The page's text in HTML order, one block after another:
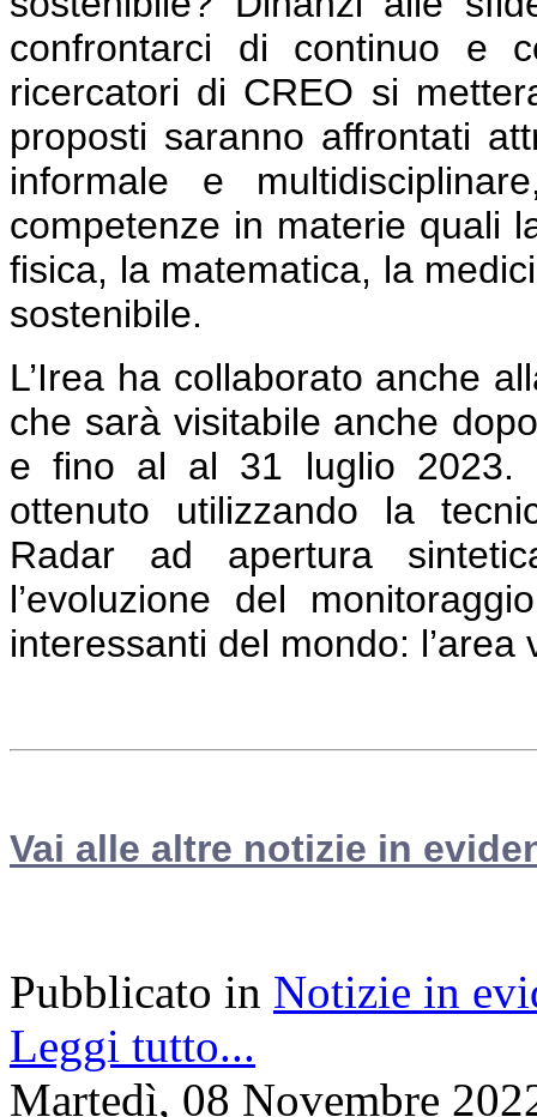
confrontarci di continuo e
ricercatori di CREO si
proposti saranno affrontati
informale e
competenze in materie quali
fisica, la matematica, la
sostenibile.
L’Irea ha collaborato anche
che sarà visitabile anche
e fino al al 31 luglio 2023.
ottenuto utilizzando la
Radar ad apertura
l’evoluzione del
interessanti del mondo:
Vai alle altre notizie in
Pubblicato in Notizie in
Leggi tutto...
Martedì, 08 Novembre